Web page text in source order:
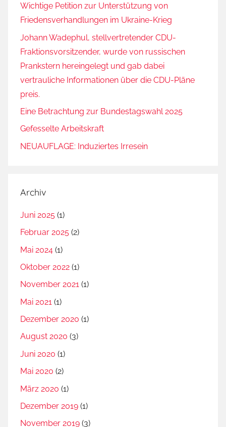
Wichtige Petition zur Unterstützung von
Friedensverhandlungen im Ukraine-Krieg
Johann Wadephul, stellvertretender CDU-
Fraktionsvorsitzender, wurde von russischen
Prankstern hereingelegt und gab dabei
vertrauliche Informationen über die CDU-Pläne
preis.
Eine Betrachtung zur Bundestagswahl 2025
Gefesselte Arbeitskraft
NEUAUFLAGE: Induziertes Irresein
Archiv
Juni 2025 (1)
Februar 2025 (2)
Mai 2024 (1)
Oktober 2022 (1)
November 2021 (1)
Mai 2021 (1)
Dezember 2020 (1)
August 2020 (3)
Juni 2020 (1)
Mai 2020 (2)
März 2020 (1)
Dezember 2019 (1)
November 2019 (3)